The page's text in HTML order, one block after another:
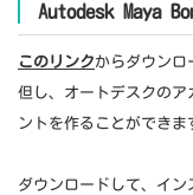
Autodesk Maya
このリンクからダウンロ
但し、オートデスクのア
ントを作ることができま
ダウンロードして、イン